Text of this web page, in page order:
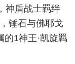
神盾战士羁绊
锤石与佛耶戈
1神王·凯旋羁